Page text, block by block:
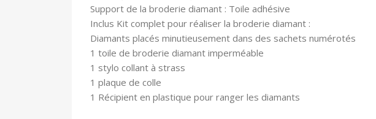
Support de la broderie diamant : Toile adhésive
Inclus Kit complet pour réaliser la broderie diamant :
Diamants placés minutieusement dans des sachets numérotés
1 toile de broderie diamant imperméable
1 stylo collant à strass
1 plaque de colle
1 Récipient en plastique pour ranger les diamants